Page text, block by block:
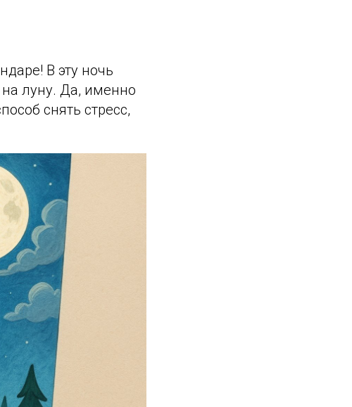
В эту ночь
луну. Да, именно
снять стресс,